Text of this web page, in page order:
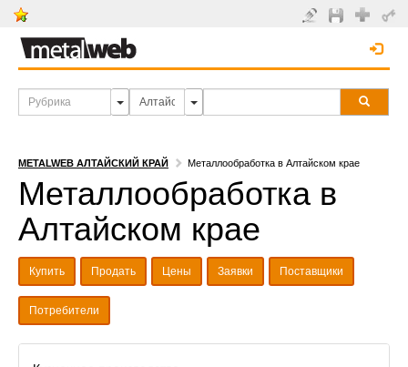
METALWEB АЛТАЙСКИЙ КРАЙ Металлообработка в Алтайском крае
Металлообработка в
Алтайском крае
Купить Продать Цены Заявки Поставщики
Потребители